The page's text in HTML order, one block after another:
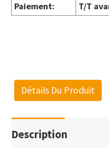
Paiement:
T/T
Détails Du Produit
Description